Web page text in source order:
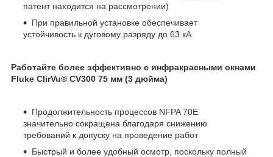
патент находится на рассмотрении)
При правильной установке обеспечивает
устойчивость к дуговому разряду до 63 кА
Работайте более эффективно с инфракрасными окнами
Fluke ClirVu® CV300 75 мм (3 дюйма)
Продолжительность процессов NFPA 70E
значительно сокращена благодаря снижению
требований к допуску на проведение работ
Быстрый и более удобный осмотр, поскольку полный